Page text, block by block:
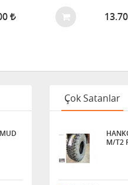
Çok Satanlar
M/T2